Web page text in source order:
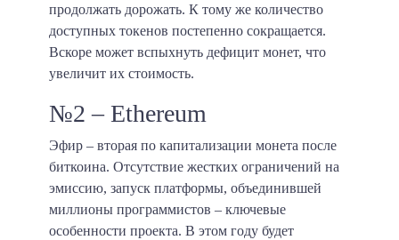
продолжать дорожать. К тому же количество
доступных токенов постепенно сокращается.
Вскоре может вспыхнуть дефицит монет, что
увеличит их стоимость.
№2 – Ethereum
Эфир – вторая по капитализации монета после
биткоина. Отсутствие жестких ограничений на
эмиссию, запуск платформы, объединившей
миллионы программистов – ключевые
особенности проекта. В этом году будет